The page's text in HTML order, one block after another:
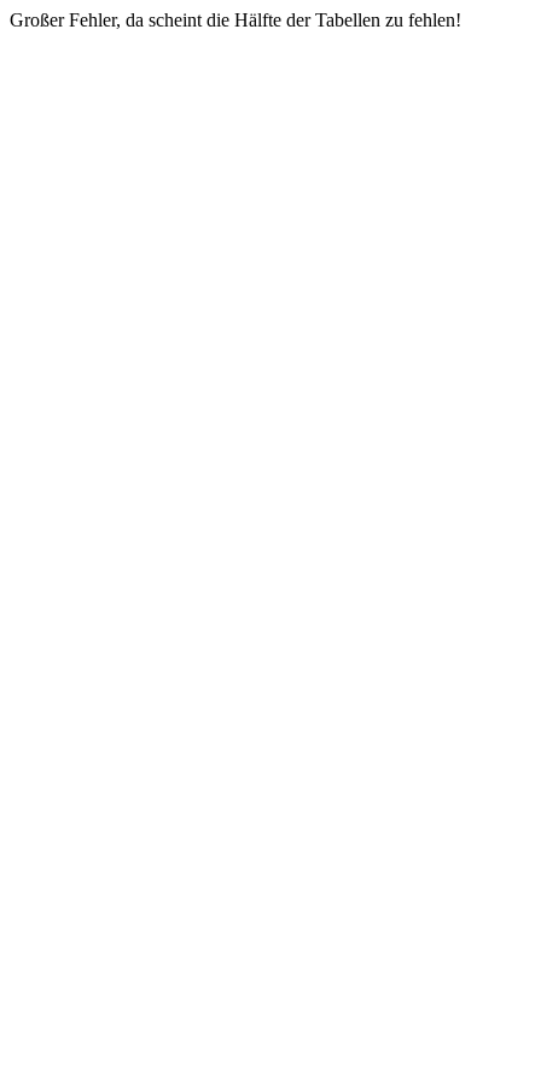
Großer Fehler, da scheint die Hälfte der Tabellen zu fehlen!